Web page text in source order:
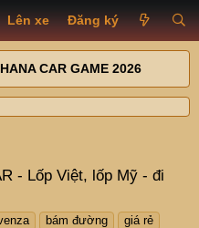
Lên xe Đăng ký
CAR GAME 2026
- Lốp Việt, lốp Mỹ - đi
bám đường
giá rẻ